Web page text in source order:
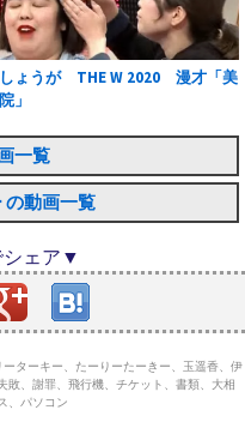
ょうが THE W 2020 漫才「美
」
一覧
の動画一覧
シェア▼
ーターキー、たーりーたーきー、玉遥香、伊
敗、謝罪、飛行機、チケット、書類、大相
、パソコン